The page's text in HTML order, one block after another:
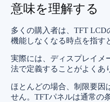
意味を理解する
多くの購入者は、TFT LCD
機能しなくなる時点を指す
実際には、ディスプレイメ
法で定義することがよくあ
ほとんどの場合、制限要因
せん。TFTパネルは通常の